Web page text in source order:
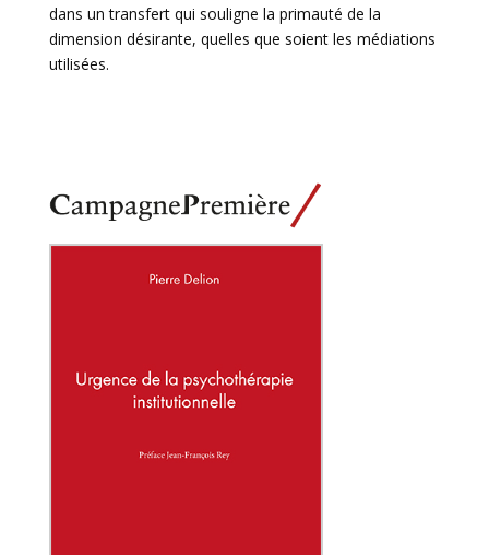
dans un transfert qui souligne la primauté de la
dimension désirante, quelles que soient les médiations
utilisées.